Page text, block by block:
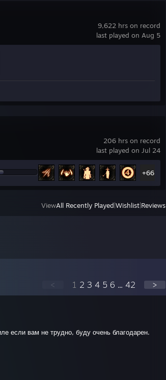
9,622 hrs on record
last played on Aug 5
206 hrs on record
last played on Jul 24
+66
ViewAll Recently Played Wishlist Reviews
< 1 2 3 4 5 6 ... 42 >
если вам не трудно, буду очень благодарен.